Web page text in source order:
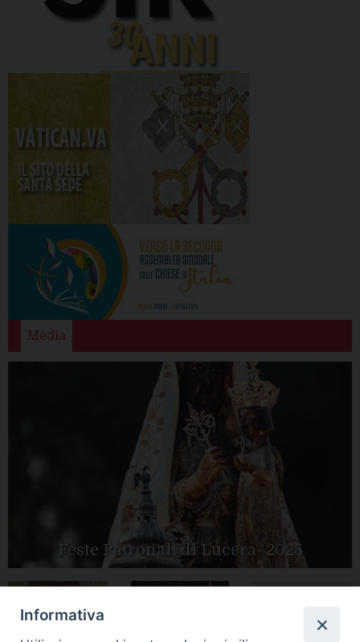
Media
Feste Patronali di Lucera- 2025
Tutte le gallery
Informativa